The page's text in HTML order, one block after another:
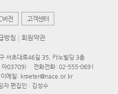
버전 고객센터
방침 회원약관
서초대로46길 35, 카노빌딩 3층
아03709)
전화전화: 02-555-0691
이메일: krpeter@nace.or.kr
자 편집인 : 김성수